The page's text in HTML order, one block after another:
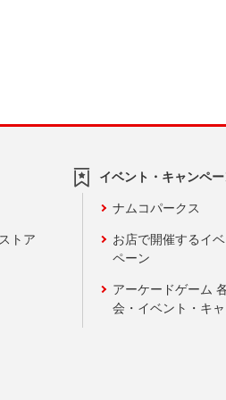
トア
イベント・キャンペ
ナムコパークス
お店で開催するイ
ペーン
アーケードゲーム
会・イベント・キ